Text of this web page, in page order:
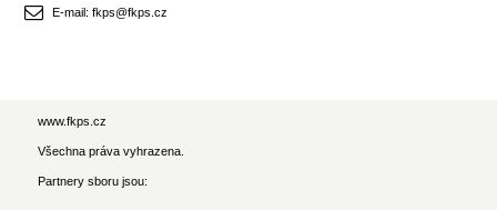
E-mail: fkps@fkps.cz
www.fkps.cz
Všechna práva vyhrazena.
Partnery sboru jsou: